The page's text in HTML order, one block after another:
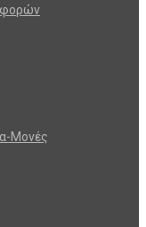
Μονές